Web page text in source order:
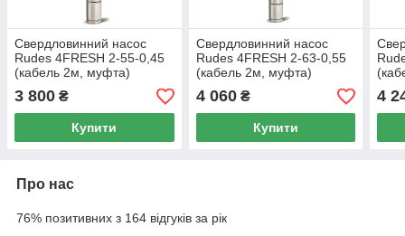
Свердловинний насос
Rudes 4FRESH 2-55-0,45
(кабель 2м, муфта)
3 800 ₴
Купити
Свердловинний насос
Rudes 4FRESH 2-63-0,55
(кабель 2м, муфта)
4 060₴
Купити
4
Про нас
76% позитивних з 164 відгуків за рік